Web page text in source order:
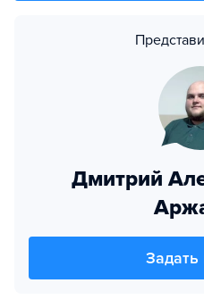
Дмитрий
Задать